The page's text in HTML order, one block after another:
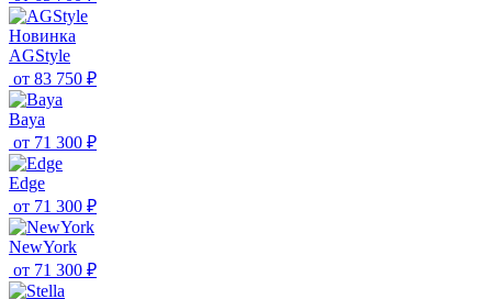
Новинка
AGStyle
от 83 750 ₽
Baya
от 71 300 ₽
Edge
от 71 300 ₽
NewYork
от 71 300 ₽